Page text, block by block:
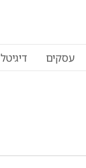
עסקים דיגיטל